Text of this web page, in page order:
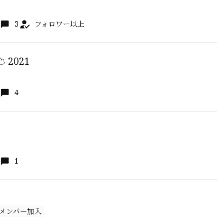
3 フォロワー以上
2021
4
1
ンバー加入